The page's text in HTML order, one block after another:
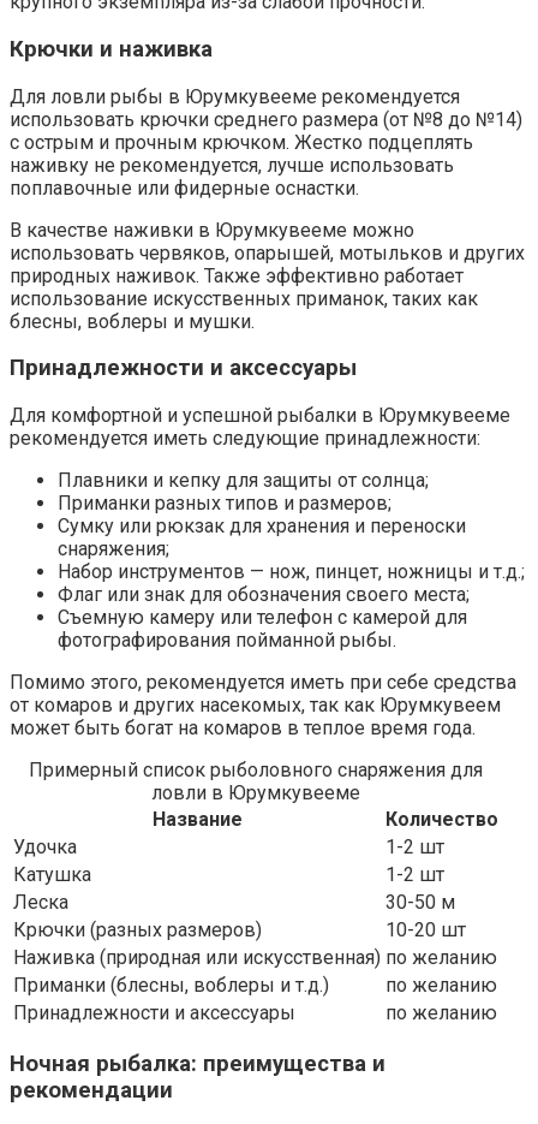
Крючки и наживка
Для ловли рыбы в Юрумкувееме рекомендуется
использовать крючки среднего размера (от №8 до №14)
с острым и прочным крючком. Жестко подцеплять
наживку не рекомендуется, лучше использовать
поплавочные или фидерные оснастки.
В качестве наживки в Юрумкувееме можно
использовать червяков, опарышей, мотыльков и других
природных наживок. Также эффективно работает
использование искусственных приманок, таких как
блесны, воблеры и мушки.
Принадлежности и аксессуары
Для комфортной и успешной рыбалки в Юрумкувееме
рекомендуется иметь следующие принадлежности:
Плавники и кепку для защиты от солнца;
Приманки разных типов и размеров;
Сумку или рюкзак для хранения и переноски
снаряжения;
Набор инструментов — нож, пинцет, ножницы и т.д.;
Флаг или знак для обозначения своего места;
Съемную камеру или телефон с камерой для
фотографирования пойманной рыбы.
Помимо этого, рекомендуется иметь при себе средства
от комаров и других насекомых, так как Юрумкувеем
может быть богат на комаров в теплое время года.
Примерный список рыболовного снаряжения для
ловли в Юрумкувееме
Название
Количество
Удочка
1-2 шт
Катушка
1-2 шт
Леска
30-50 м
Крючки (разных размеров)
10-20 шт
Наживка (природная или искусственная) по желанию
Приманки (блесны, воблеры и т.д.)
по желанию
Принадлежности и аксессуары
по желанию
Ночная рыбалка: преимущества и
рекомендации